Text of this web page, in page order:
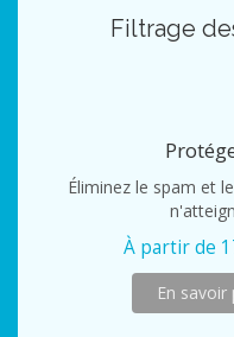
Filtrage
Éliminez le spam et
À partir de
En savoir